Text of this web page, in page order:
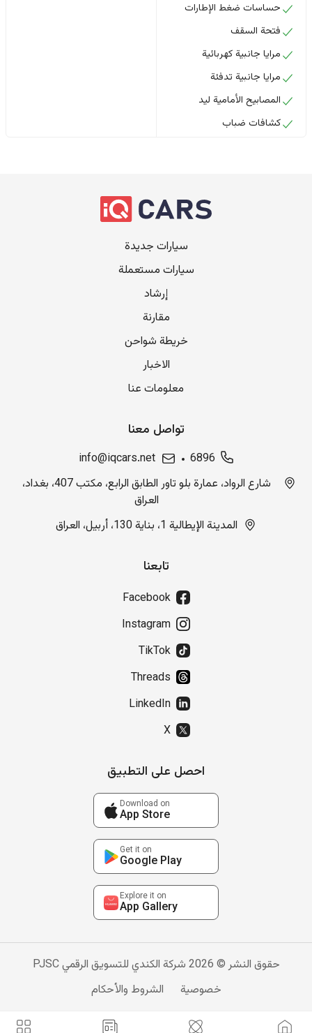
حساسات ضغط الإطارات
فتحة السقف
مرايا جانبية كهربائية
مرايا جانبية تدفئة
المصابيح الأمامية ليد
كشافات ضباب
سيارات جديدة
سيارات مستعملة
إرشاد
مقارنة
خريطة شواحن
الاخبار
معلومات عنا
تواصل معنا
6896
info@iqcars.net
شارع الرواد، عمارة بلو تاور الطابق الرابع، مكتب 407، بغداد،
العراق
المدينة الإيطالية 1، بناية 130، أربيل، العراق
تابعنا
Facebook
Instagram
TikTok
Threads
LinkedIn
X
احصل على التطبيق
Download on
App Store
Get it on
Google Play
Explore it on
App Gallery
حقوق النشر © 2026 شركة الكندي للتسويق الرقمي PJSC
خصوصية
الشروط والأحكام